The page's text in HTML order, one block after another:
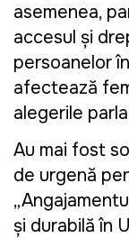
asemenea,
accesul și
persoanelor
afectează
alegerile
Au mai fost
de urgență
și durabilă în